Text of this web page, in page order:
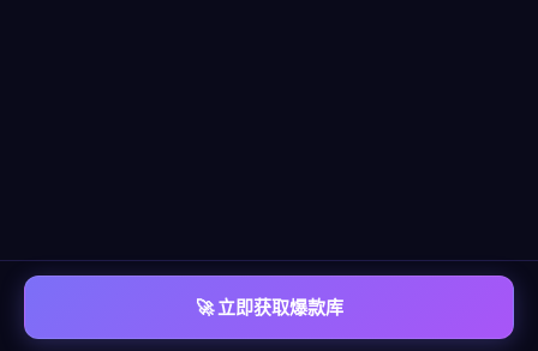
🚀 立即获取爆款库